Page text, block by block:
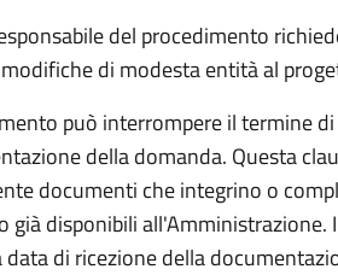
del procedimento
di modesta entità al
può interrompere il termine
della domanda. Questa
documenti che integrino o
già disponibili all'Amministrazione.
di ricezione della